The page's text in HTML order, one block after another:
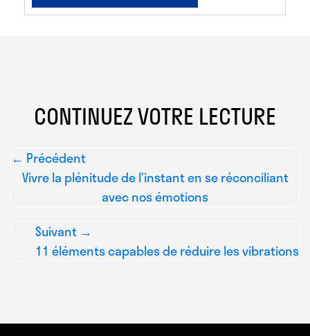
CONTINUEZ VOTRE LECTURE
← Précédent
Vivre la plénitude de l’instant en se réconciliant
avec nos émotions
Suivant →
11 éléments capables de réduire les vibrations